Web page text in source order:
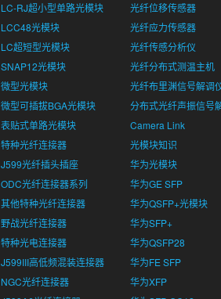
LC-RJ超小型单路光模块
光纤位移传感器
LCC48光模块
光纤应力传感器
LC超短型光模块
光纤传感分析仪
SNAP12光模块
光纤分布式测温主机
微型光模块
光纤布里渊信号解调
微型可插拔BGA光模块
分布式光纤声振信号
表贴式单路光模块
Camera Link
特种光纤连接器
光模块知识
J599光纤插头插座
华为光模块
ODC光纤连接器系列
华为GE SFP
其他特种光纤连接器
华为QSFP+光模块
野战光纤连接器
华为SFP+
特种光电连接器
华为QSFP28
J599III高低频混装连接器
华为FE SFP
NGC光纤连接器
华为XFP